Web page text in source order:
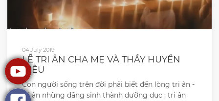
04 July 2019
LỄ TRI ÂN CHA MẸ VÀ THẦY HUYỀN
DIỆU
Con người sống trên đời phải biết đến lòng tri ân -
tri ân những đấng sinh thành dưỡng dục ; tri ân